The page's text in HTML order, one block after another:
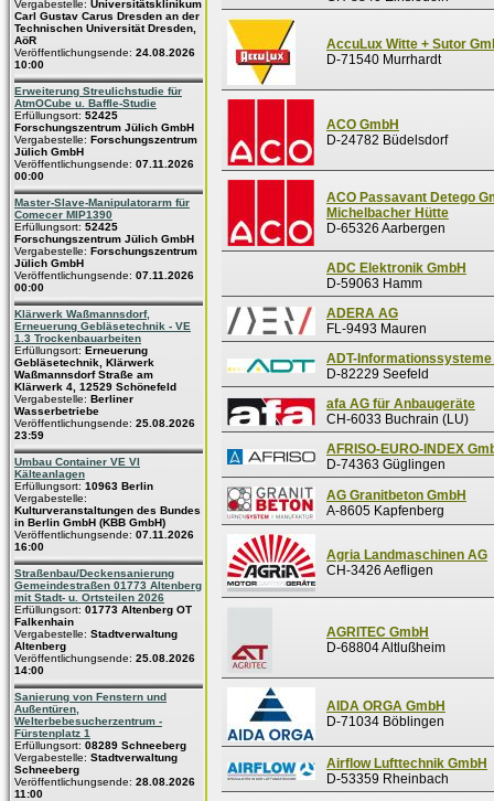
Vergabestelle: Universitätsklinikum
Carl Gustav Carus Dresden an der
Technischen Universität Dresden,
AöR
Veröffentlichungsende: 24.08.2026
10:00
Erweiterung Streulichstudie für
AtmOCube u. Baffle-Studie
Erfüllungsort: 52425
Forschungszentrum Jülich GmbH
Vergabestelle: Forschungszentrum
Jülich GmbH
Veröffentlichungsende: 07.11.2026
00:00
Master-Slave-Manipulatorarm für
Comecer MIP1390
Erfüllungsort: 52425
Forschungszentrum Jülich GmbH
Vergabestelle: Forschungszentrum
Jülich GmbH
Veröffentlichungsende: 07.11.2026
00:00
Klärwerk Waßmannsdorf,
Erneuerung Gebläsetechnik - VE
1.3 Trockenbauarbeiten
Erfüllungsort: Erneuerung
Gebläsetechnik, Klärwerk
Waßmannsdorf Straße am
Klärwerk 4, 12529 Schönefeld
Vergabestelle: Berliner
Wasserbetriebe
Veröffentlichungsende: 25.08.2026
23:59
Umbau Container VE VI
Kälteanlagen
Erfüllungsort: 10963 Berlin
Vergabestelle:
Kulturveranstaltungen des Bundes
in Berlin GmbH (KBB GmbH)
Veröffentlichungsende: 07.11.2026
16:00
Straßenbau/Deckensanierung
Gemeindestraßen 01773 Altenberg
mit Stadt- u. Ortsteilen 2026
Erfüllungsort: 01773 Altenberg OT
Falkenhain
Vergabestelle: Stadtverwaltung
Altenberg
Veröffentlichungsende: 25.08.2026
14:00
Sanierung von Fenstern und
Außentüren,
Welterbebesucherzentrum -
Fürstenplatz 1
Erfüllungsort: 08289 Schneeberg
Vergabestelle: Stadtverwaltung
Schneeberg
Veröffentlichungsende: 28.08.2026
11:00
AccuLux Witte + Sutor
D-71540 Murrhardt
ACO GmbH
D-24782 Büdelsdorf
ACO Passavant Detego
Michelbacher Hütte
D-65326 Aarbergen
ADC Elektronik GmbH
D-59063 Hamm
ADERA AG
FL-9493 Mauren
ADT-Informationssysteme
D-82229 Seefeld
afa AG für Anbaugeräte
CH-6033 Buchrain (LU)
AFRISO-EURO-INDEX
D-74363 Güglingen
AG Granitbeton GmbH
A-8605 Kapfenberg
Agria Landmaschinen AG
CH-3426 Aefligen
AGRITEC GmbH
D-68804 Altlußheim
AIDA ORGA GmbH
D-71034 Böblingen
Airflow Lufttechnik GmbH
D-53359 Rheinbach